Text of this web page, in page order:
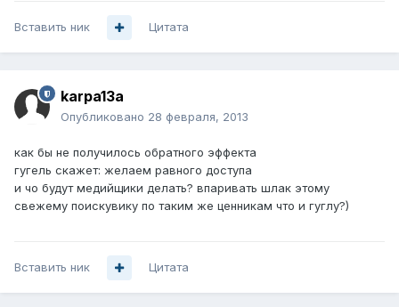
Вставить ник Цитата
karpa13a
Опубликовано 28 февраля, 2013
как бы не получилось обратного эффекта
гугель скажет: желаем равного доступа
и чо будут медийщики делать? впаривать шлак этому
свежему поискувику по таким же ценникам что и гуглу?)
Вставить ник Цитата